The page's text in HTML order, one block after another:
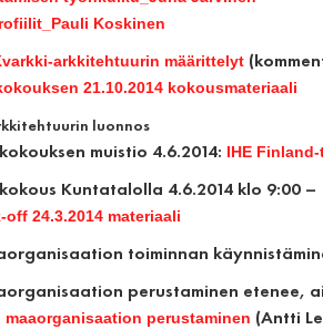
Koskinen
arkkitehtuurin määrittelyt
21.10.2014 kokousmateriaali
luonnos
muistio 4.6.2014: IHE
Kuntatalolla 4.6.2014 klo 9:00 –
24.3.2014 materiaali
toiminnan
perustaminen etenee,
maaorganisaation perustaminen (Antti